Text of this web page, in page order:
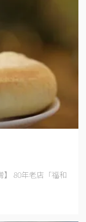
】 80年老店「福和